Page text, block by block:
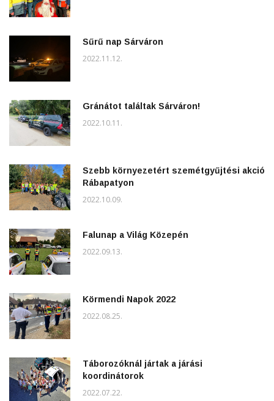
Sűrű nap Sárváron
2022.11.12.
Gránátot találtak Sárváron!
2022.10.11.
Szebb környezetért szemétgyűjtési akció
Rábapatyon
2022.10.09.
Falunap a Világ Közepén
2022.09.13.
Körmendi Napok 2022
2022.08.25.
Táborozóknál jártak a járási
koordinátorok
2022.07.22.